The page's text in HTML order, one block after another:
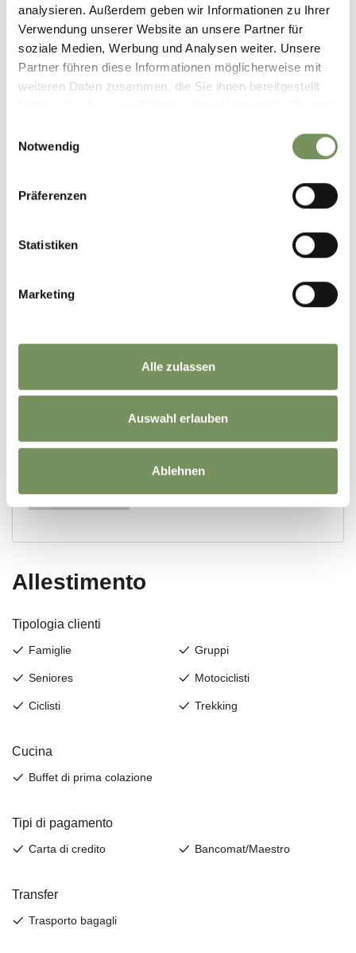
analysieren. Außerdem geben wir Informationen zu Ihrer
Verwendung unserer Website an unsere Partner für
soziale Medien, Werbung und Analysen weiter. Unsere
Partner führen diese Informationen möglicherweise mit
weiteren Daten zusammen, die Sie ihnen bereitgestellt
Notwendig
Präferenzen
Statistiken
Marketing
Alle zulassen
Auswahl erlauben
Ablehnen